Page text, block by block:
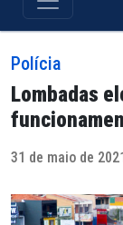
Polícia
Lombadas
31 de maio de